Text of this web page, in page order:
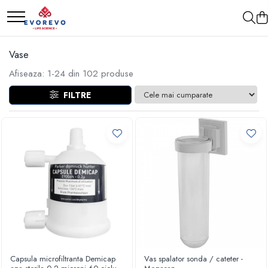
Medical
Nebulizatoare
Concentratoare oxigen
Pulsoximetrie
Pulsoximetre
Cabluri extensie
Capnometre
Lampi operatie
Negatoscoape
Holter EKG
Perfuzomate
Metrologie
Termometre
Higrometre
Termohigrometre
Cronometre
Vase
Afiseaza: 1-24 din 102 produse
FILTRE
Capsula microfiltranta Demicap
Vas spalator sonda / cateter -